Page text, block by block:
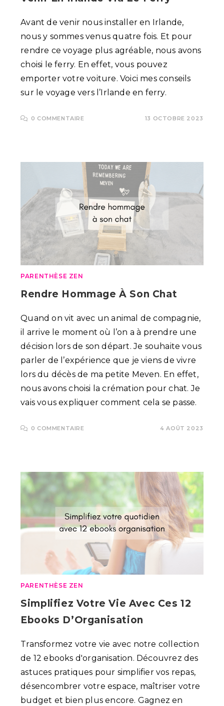
Avant de venir nous installer en Irlande,
nous y sommes venus quatre fois. Et pour
rendre ce voyage plus agréable, nous avons
choisi le ferry. En effet, vous pouvez
emporter votre voiture. Voici mes conseils
sur le voyage vers l’Irlande en ferry.
0 COMMENTAIRE 13 OCTOBRE 2023
PARENTHÈSE ZEN
Rendre Hommage À Son Chat
Quand on vit avec un animal de compagnie,
il arrive le moment où l’on a à prendre une
décision lors de son départ. Je souhaite vous
parler de l’expérience que je viens de vivre
lors du décès de ma petite Meven. En effet,
nous avons choisi la crémation pour chat. Je
vais vous expliquer comment cela se passe.
0 COMMENTAIRE 4 AOÛT 2023
PARENTHÈSE ZEN
Simplifiez Votre Vie Avec Ces 12
Ebooks D’Organisation
Transformez votre vie avec notre collection
de 12 ebooks d'organisation. Découvrez des
astuces pratiques pour simplifier vos repas,
désencombrer votre espace, maîtriser votre
budget et bien plus encore. Gagnez en